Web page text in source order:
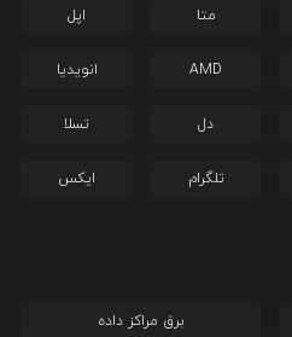
متا اپل
AMD انویدیا
دل تسلا
تلگرام ایکس
برق مراکز داده